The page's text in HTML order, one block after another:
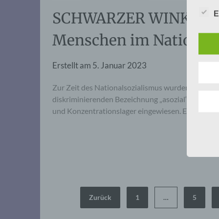
SCHWARZER
Menschen im
Erstellt am 5. Januar 2023
Zur Zeit des Nationalsozialismus wurden
diskriminierenden Bezeichnung „asozial“
und Konzentrationslager eingewiesen. Erst 2020
Seitennummerierung
Zurück 1 … 5